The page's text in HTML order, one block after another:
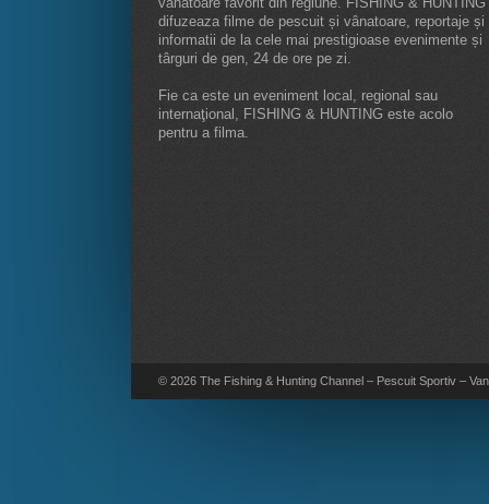
difuzeaza filme de pescuit și vânatoare, reportaje și
informatii de la cele mai prestigioase evenimente și
târguri de gen, 24 de ore pe zi.
Fie ca este un eveniment local, regional sau
internaţional, FISHING & HUNTING este acolo
pentru a filma.
© 2026 The Fishing & Hunting Channel – Pescuit Sportiv –